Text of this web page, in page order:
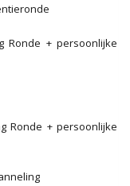
Ronde + persoonlijke
Ronde + persoonlijke